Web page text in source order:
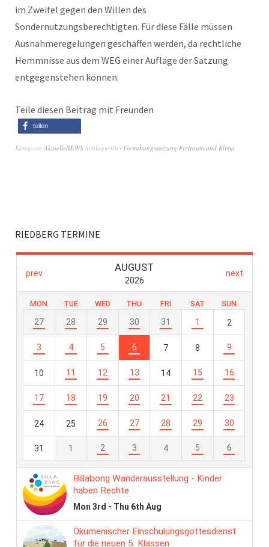
im Zweifel gegen den Willen des
Sondernutzungsberechtigten. Für diese Fälle müssen
Ausnahmeregelungen geschaffen werden, da rechtliche
Hemmnisse aus dem WEG einer Auflage der Satzung
entgegenstehen können.
Teile diesen Beitrag mit Freunden
teilen
Kategorie AktuelleNEWS SchlagwörterGestaltungssatzung Freiraum und Klima
RIEDBERG TERMINE